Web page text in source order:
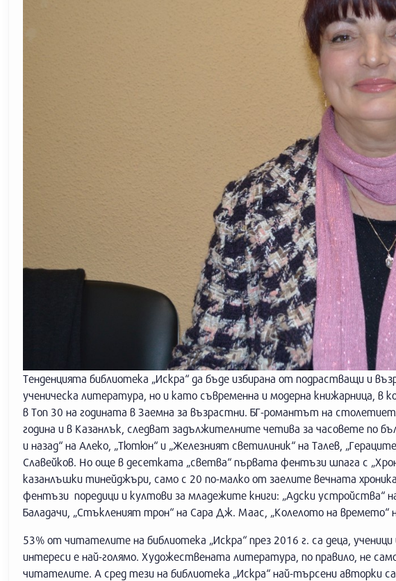
Тенденцията библиотека „Искра“ да бъде избирана от подрастващи и
ученическа литература, но и като съвременна и модерна книжарница, в
в Топ 30 на годината в Заемна за възрастни. БГ-романтът на
година и в Казанлък, следват задължителните четива за часовете по
и назад“ на Алеко, „Тютюн“ и „Железният светилиник“ на Талев,
Славейков. Но още в десетката „светва“ първата фентъзи шпага с
казанлъшки тинейджъри, само с 20 по-малко от заелите вечната
фентъзи поредици и култови за младежите книги: „Адски устройства“
Баладачи, „Стъкленият трон“ на Сара Дж. Маас, „Колелото на
53% от читателите на библиотека „Искра“ през 2016 г. са деца,
интереси е най-голямо. Художествената литература, по правило, не
читателите. А сред тези на библиотека „Искра“ най-търсени авторки